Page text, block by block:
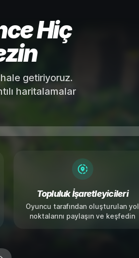
Hiç
getiriyoruz.
haritalamalar
Topluluk İşaretleyicileri
Oyuncu tarafından oluşturulan yol
noktalarını paylaşın ve keşfedin